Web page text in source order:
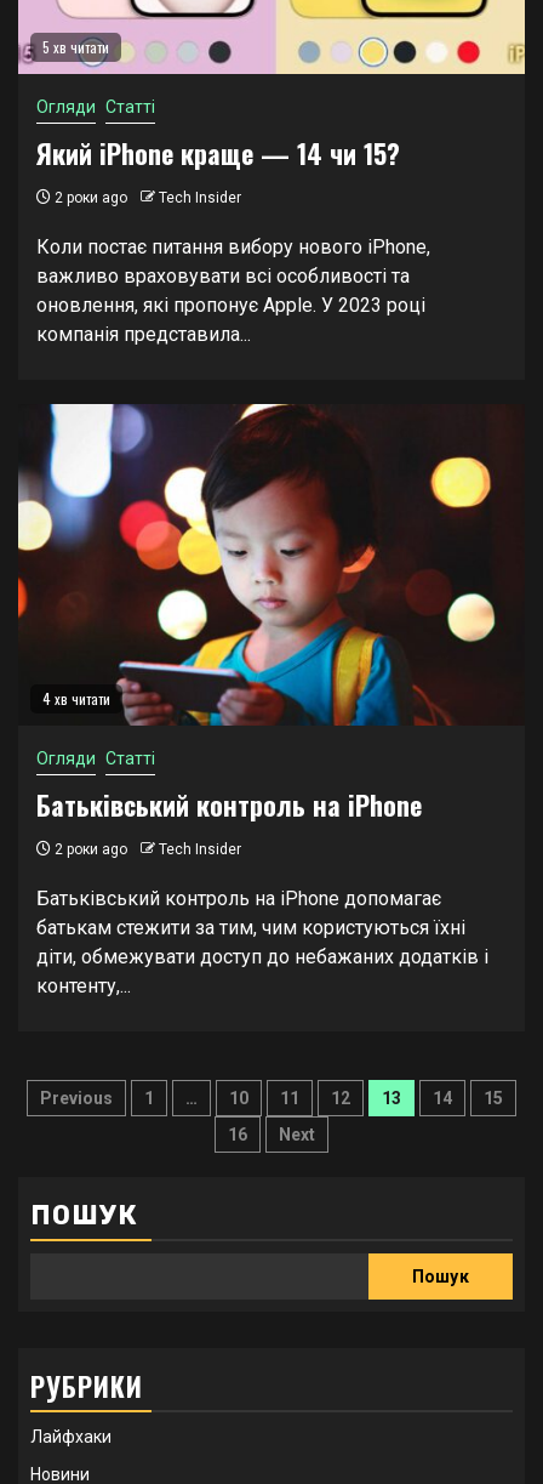
5 хв читати
Огляди Статті
Який iPhone краще — 14 чи 15?
2 роки ago Tech Insider
Коли постає питання вибору нового iPhone,
важливо враховувати всі особливості та
оновлення, які пропонує Apple. У 2023 році
компанія представила...
4 хв читати
Огляди Статті
Батьківський контроль на iPhone
2 роки ago Tech Insider
Батьківський контроль на iPhone допомагає
батькам стежити за тим, чим користуються їхні
діти, обмежувати доступ до небажаних додатків і
контенту,...
Пагінація
Previous 1 … 10 11 12 13 14
15
16
Next
ПОШУК
Пошук
РУБРИКИ
Лайфхаки
Новини